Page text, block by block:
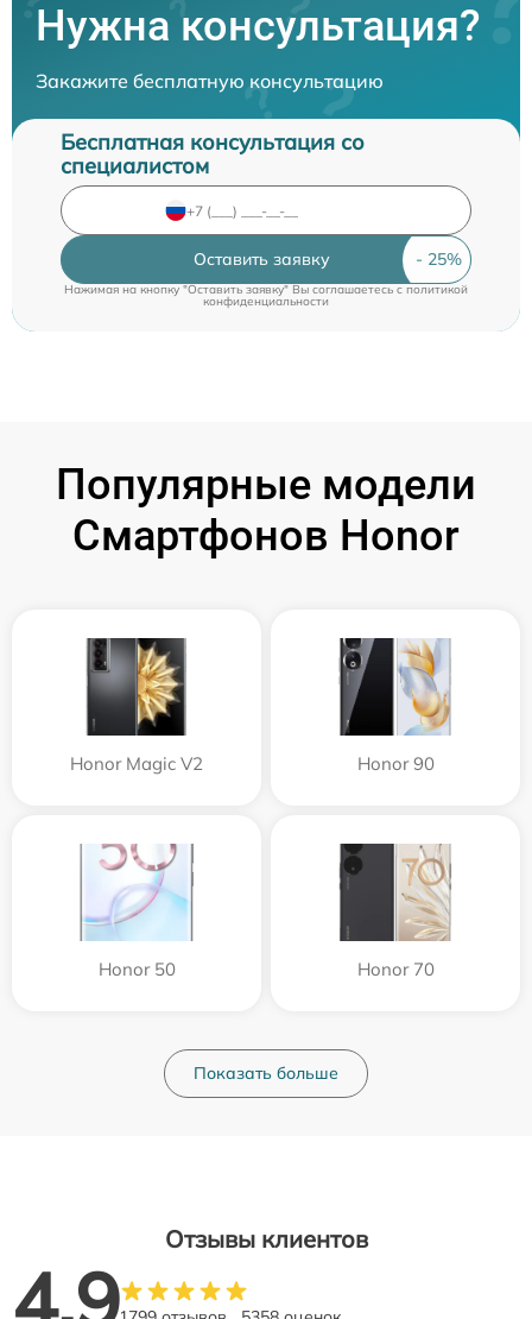
Нужна консультация?
Закажите бесплатную консультацию
Бесплатная консультация со
специалистом
Оставить заявку
Нажимая на кнопку "Оставить заявку" Вы соглашаетесь cполитикой
конфиденциальности
Популярные модели
Смартфонов Honor
Honor Magic V2 Honor 90
Honor 50 Honor 70
Показать больше
Отзывы клиентов
4.9